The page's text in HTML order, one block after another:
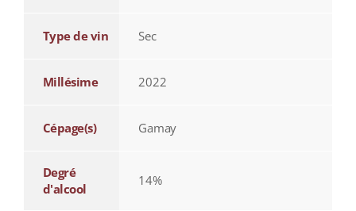
Type de vin Sec
Millésime 2022
Cépage(s) Gamay
Degré
d'alcool
14%